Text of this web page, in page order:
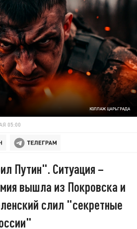
КОЛЛАЖ ЦАРЬГРАДА
05:00
Путин". Ситуация –
вышла из Покровска и
слил "секретные